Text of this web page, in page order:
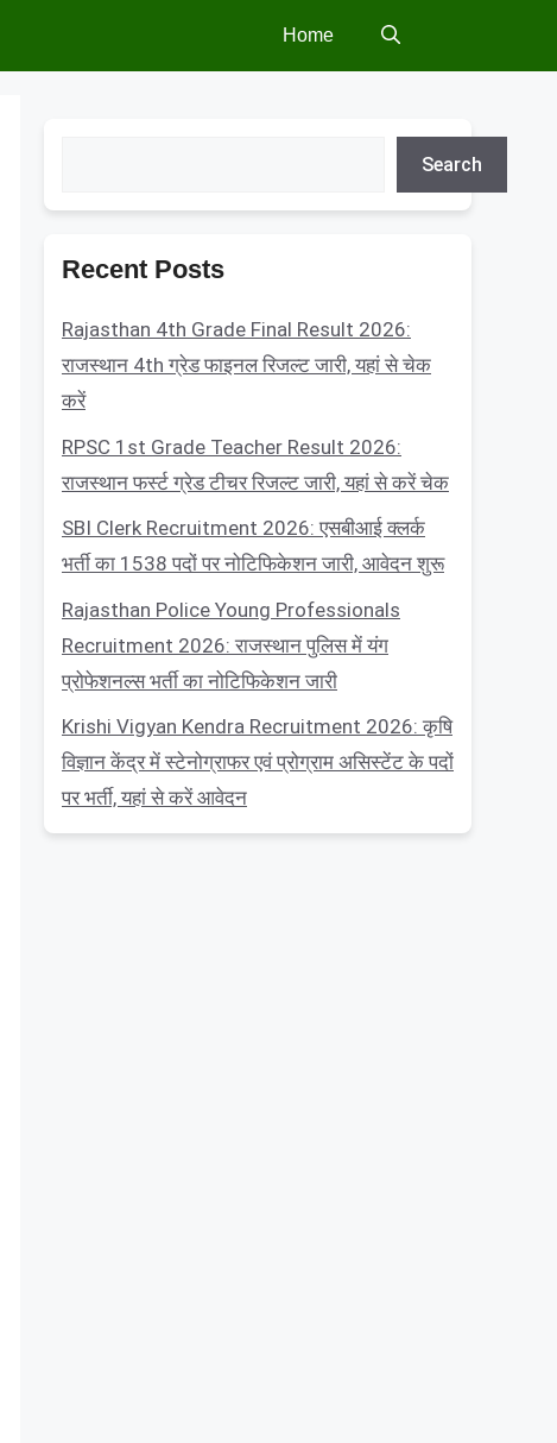
Home
Search
Recent Posts
Rajasthan 4th Grade Final Result 2026:
राजस्थान 4th ग्रेड फाइनल रिजल्ट जारी, यहां से चेक
करें
RPSC 1st Grade Teacher Result 2026:
राजस्थान फर्स्ट ग्रेड टीचर रिजल्ट जारी, यहां से करें चेक
SBI Clerk Recruitment 2026: एसबीआई क्लर्क
भर्ती का 1538 पदों पर नोटिफिकेशन जारी, आवेदन शुरू
Rajasthan Police Young Professionals
Recruitment 2026: राजस्थान पुलिस में यंग
प्रोफेशनल्स भर्ती का नोटिफिकेशन जारी
Krishi Vigyan Kendra Recruitment 2026: कृषि
विज्ञान केंद्र में स्टेनोग्राफर एवं प्रोग्राम असिस्टेंट के पदों
पर भर्ती, यहां से करें आवेदन